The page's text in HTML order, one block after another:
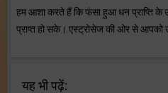
हम आशा करते हैं कि फंसा हुआ धन प्राप्ति
प्राप्त हो सके। एस्ट्रोसेज की ओर से आपको
यह भी पढ़ें: